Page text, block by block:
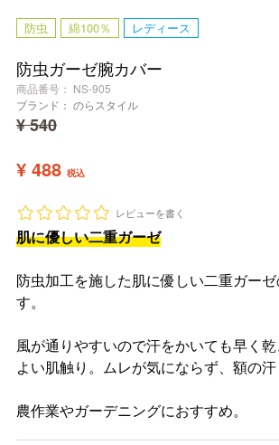
防虫 綿100％ レディース
防虫ガーゼ腕カバー
商品番号
NS-905
ブランド： のらスタイル
¥540
¥ 488 税込
レビューを書く
肌に優しい二重ガーゼ
防虫加工を施した肌に優しい二重ガー
す。
風が通りやすいので汗をかいても早く
よい肌触り。ムレが気にならず、額の汗
農作業やガーデニングにおすすめ。